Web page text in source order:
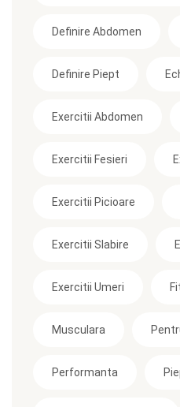
Definire Abdomen
Definire Piept
Exercitii Abdomen
Exercitii Fesieri
Exercitii Picioare
Exercitii Slabire
Exercitii Umeri
Musculara
Performanta